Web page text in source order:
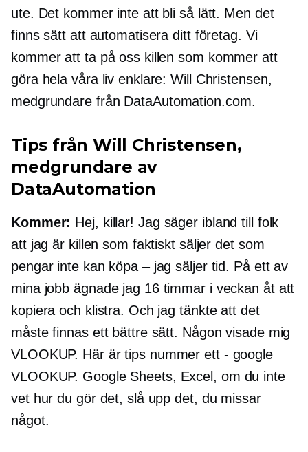
ute. Det kommer inte att bli så lätt. Men det
finns sätt att automatisera ditt företag. Vi
kommer att ta på oss killen som kommer att
göra hela våra liv enklare: Will Christensen,
medgrundarefrån DataAutomation.com.
Tips från Will Christensen,
medgrundare av
DataAutomation
Kommer: Hej, killar! Jag säger ibland till folk
att jag är killen som faktiskt säljer det som
pengar inte kan köpa – jag säljer tid. På ett av
mina jobb ägnade jag 16 timmar i veckan åt att
kopiera och klistra. Och jag tänkte att det
måste finnas ett bättre sätt. Någon visade mig
VLOOKUP. Här är tips nummer ett - google
VLOOKUP. Google Sheets, Excel, om du inte
vet hur du gör det, slå upp det, du missar
något.